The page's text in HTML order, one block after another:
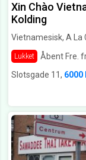
Xin Chào
Kolding
Vietnamesisk, A La
Lukket Åbent Fre.
Slotsgade 11, 6000